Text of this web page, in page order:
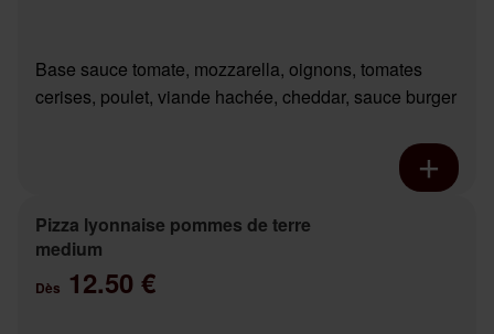
Base sauce tomate, mozzarella, oignons, tomates
cerises, poulet, viande hachée, cheddar, sauce burger
Pizza lyonnaise pommes de terre
medium
Dès 12.50 €